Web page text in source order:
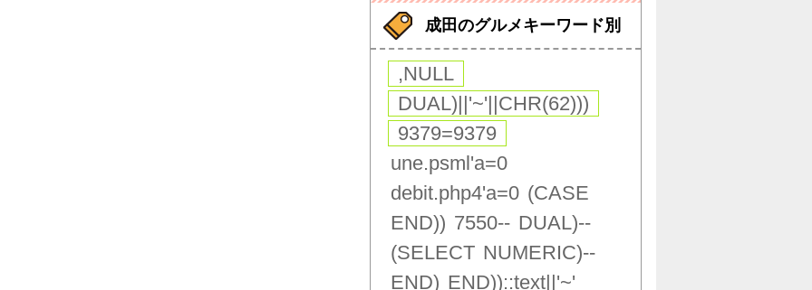
成田のグルメキーワード別
,NULL
DUAL)||'~'||CHR(62)))
9379=9379
une.psml'a=0
debit.php4'a=0 (CASE
END)) 7550-- DUAL)--
(SELECT NUMERIC)--
END) END))::text||'~'